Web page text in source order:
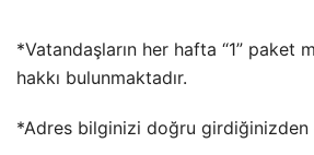
*Vatandaşların her hafta “1” paket
hakkı bulunmaktadır.
*Adres bilginizi doğru girdiğinizden